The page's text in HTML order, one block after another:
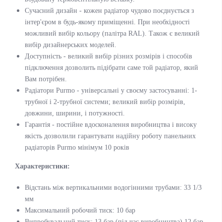
Сучасний дизайн - кожен радіатор чудово поєднується з
інтер'єром в будь-якому приміщенні. При необхідності
можливий вибір кольору (палітра RAL). Також є великий
вибір дизайнерських моделей.
Доступність - великий вибір різних розмірів і способів
підключення дозволить підібрати саме той радіатор, який
Вам потрібен.
Радіатори Purmo - універсальні у своєму застосуванні: 1-
трубної і 2-трубної системи; великий вибір розмірів,
довжини, ширини, і потужності.
Гарантія - постійне вдосконалення виробництва і високу
якість дозволили гарантувати надійну роботу панельних
радіаторів Purmo мінімум 10 років
Характеристики:
Відстань між вертикальними водогінними трубами: 33 1/3
мм
Максимальний робочий тиск: 10 бар